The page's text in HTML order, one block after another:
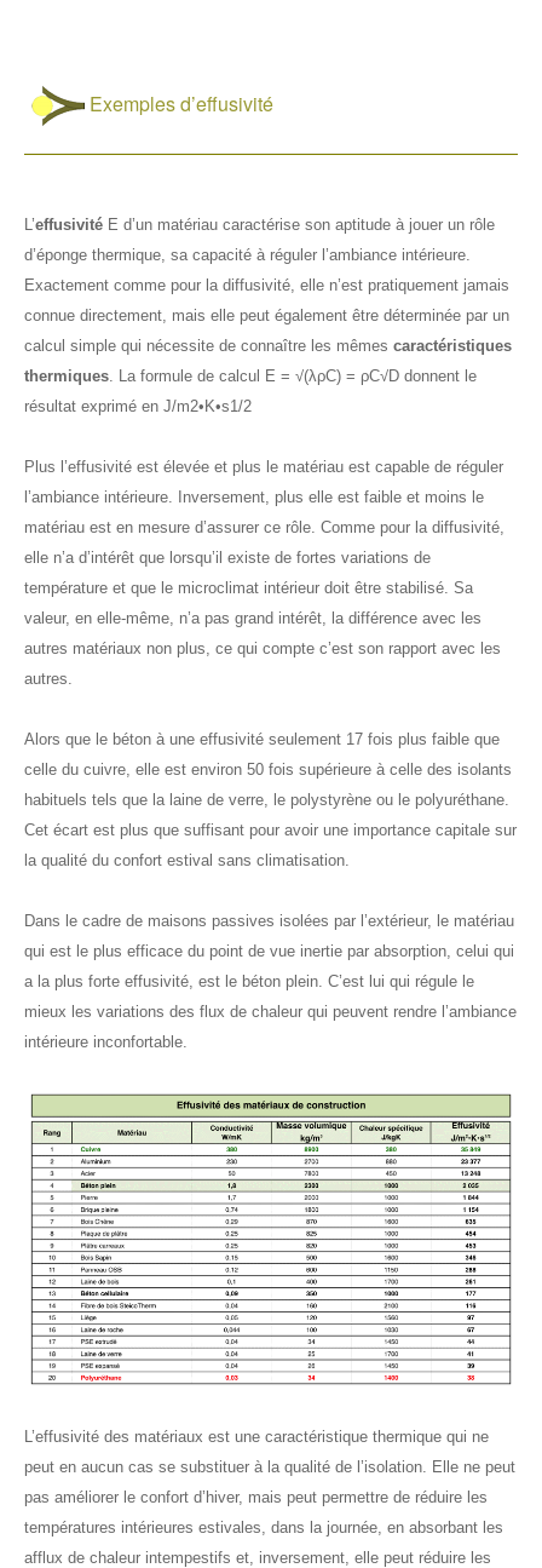
Exemples d’effusivité
L’effusivité E d’un matériau caractérise son aptitude à jouer un rôle
d’éponge thermique, sa capacité à réguler l’ambiance intérieure.
Exactement comme pour la diffusivité, elle n’est pratiquement jamais
connue directement, mais elle peut également être déterminée par un
calcul simple qui nécessite de connaître les mêmes caractéristiques
thermiques. La formule de calcul E = √(λρC) = ρC√D donnent le
résultat exprimé en J/m2•K•s1/2
Plus l’effusivité est élevée et plus le matériau est capable de réguler
l’ambiance intérieure. Inversement, plus elle est faible et moins le
matériau est en mesure d’assurer ce rôle. Comme pour la diffusivité,
elle n’a d’intérêt que lorsqu’il existe de fortes variations de
température et que le microclimat intérieur doit être stabilisé. Sa
valeur, en elle-même, n’a pas grand intérêt, la différence avec les
autres matériaux non plus, ce qui compte c’est son rapport avec les
autres.
Alors que le béton à une effusivité seulement 17 fois plus faible que
celle du cuivre, elle est environ 50 fois supérieure à celle des isolants
habituels tels que la laine de verre, le polystyrène ou le polyuréthane.
Cet écart est plus que suffisant pour avoir une importance capitale sur
la qualité du confort estival sans climatisation.
Dans le cadre de maisons passives isolées par l’extérieur, le matériau
qui est le plus efficace du point de vue inertie par absorption, celui qui
a la plus forte effusivité, est le béton plein. C’est lui qui régule le
mieux les variations des flux de chaleur qui peuvent rendre l’ambiance
intérieure inconfortable.
L’effusivité des matériaux est une caractéristique thermique qui ne
peut en aucun cas se substituer à la qualité de l’isolation. Elle ne peut
pas améliorer le confort d’hiver, mais peut permettre de réduire les
températures intérieures estivales, dans la journée, en absorbant les
afflux de chaleur intempestifs et, inversement, elle peut réduire les